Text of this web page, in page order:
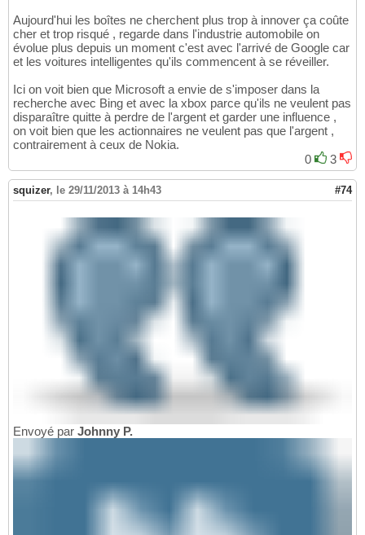
Aujourd'hui les boîtes ne cherchent plus trop à innover ça coûte
cher et trop risqué , regarde dans l'industrie automobile on
évolue plus depuis un moment c'est avec l'arrivé de Google car
et les voitures intelligentes qu'ils commencent à se réveiller.
Ici on voit bien que Microsoft a envie de s'imposer dans la
recherche avec Bing et avec la xbox parce qu'ils ne veulent pas
disparaître quitte à perdre de l'argent et garder une influence ,
on voit bien que les actionnaires ne veulent pas que l'argent ,
contrairement à ceux de Nokia.
0
3
squizer, le 29/11/2013 à 14h43 #74
Envoyé par Johnny P.